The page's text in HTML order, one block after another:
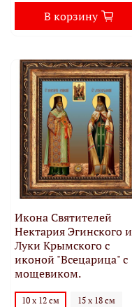
В корзину
Икона Святителей
Нектария Эгинского и
Луки Крымского с
иконой "Всецарица" с
мощевиком.
10 х 12 см 15 х 18 см